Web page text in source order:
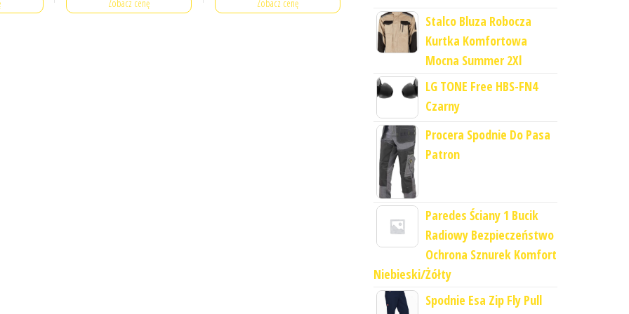
Zobacz cenę Zobacz cenę
Stalco Bluza Robocza
Kurtka Komfortowa
Mocna Summer 2Xl
LG TONE Free HBS-FN4
Czarny
Procera Spodnie Do Pasa
Patron
Paredes Ściany 1 Bucik
Radiowy Bezpieczeństwo
Ochrona Sznurek Komfort
Niebieski/Żółty
Spodnie Esa Zip Fly Pull